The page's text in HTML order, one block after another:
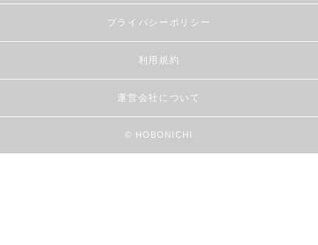
プライバシーポリシー
利用規約
運営会社について
© HOBONICHI